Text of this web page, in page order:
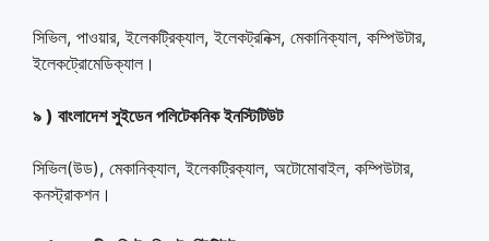
সিভিল, পাওয়ার, ইলেকট্রিক্যাল, ইলেকট্রনিক্স, মেকানিক্যাল, কম্পিউটার,
ইলেকট্রোমেডিক্যাল।
৯ ) বাংলাদেশ সুইডেন পলিটেকনিক ইনস্টিটিউট
সিভিল(উড), মেকানিক্যাল, ইলেকট্রিক্যাল, অটোমোবাইল, কম্পিউটার,
কনস্ট্রাকশন।